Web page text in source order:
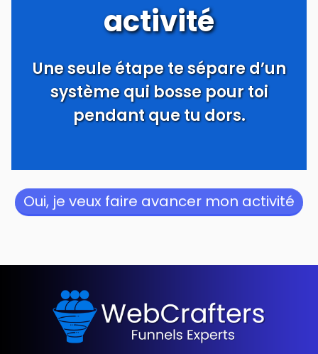
activité
Une seule étape te sépare d’un
système qui bosse pour toi
pendant que tu dors.
Oui, je veux faire avancer mon activité